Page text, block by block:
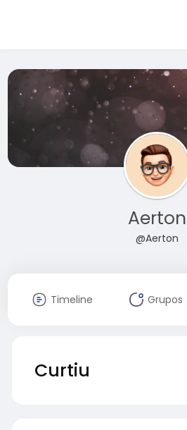
Aerton
@Aerton
Timeline Grupos
Curtiu